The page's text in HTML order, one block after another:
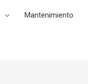
Mantenimiento